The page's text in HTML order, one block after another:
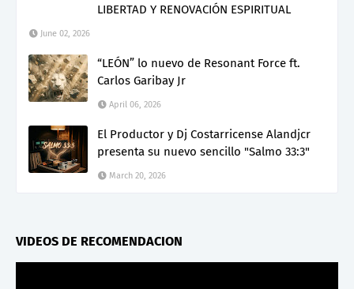
LIBERTAD Y RENOVACIÓN ESPIRITUAL
June 02, 2026
“LEÓN” lo nuevo de Resonant Force ft.
Carlos Garibay Jr
April 06, 2026
El Productor y Dj Costarricense Alandjcr
presenta su nuevo sencillo "Salmo 33:3"
March 20, 2026
VIDEOS DE RECOMENDACION